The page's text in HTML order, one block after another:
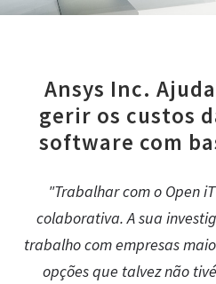
Ansys Inc.
gerir os custos
software com
"Trabalhar com o Open
colaborativa. A sua
trabalho com empresas
opções que talvez não